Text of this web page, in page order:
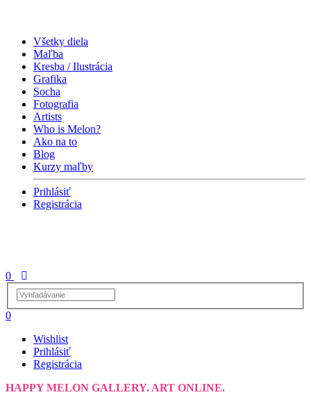
Všetky diela
Maľba
Kresba / Ilustrácia
Grafika
Socha
Fotografia
Artists
Who is Melon?
Ako na to
Blog
Kurzy maľby
Prihlásiť
Registrácia
0
0
Wishlist
Prihlásiť
Registrácia
HAPPY MELON GALLERY. ART ONLINE.